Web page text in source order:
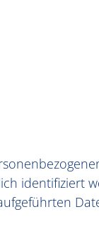
identifiziert